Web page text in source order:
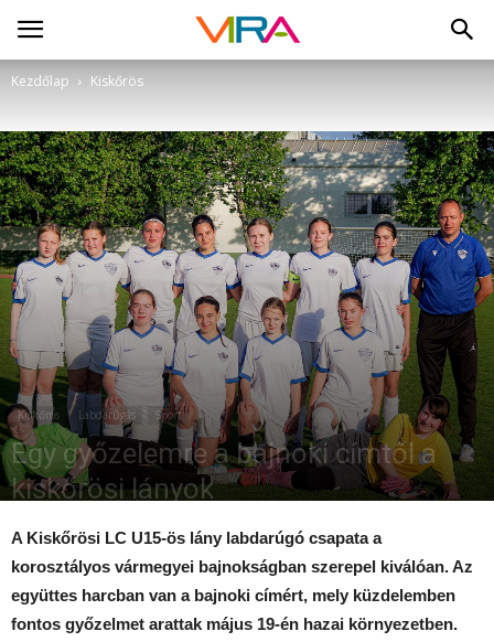
Kezdőlap Kiskőrös
Kiskőrös Labdarúgás Sport
Egy győzelemre a bajnoki címtől a
kiskőrösi lányok
A Kiskőrösi LC U15-ös lány labdarúgó csapata a
korosztályos vármegyei bajnokságban szerepel kiválóan. Az
együttes harcban van a bajnoki címért, mely küzdelemben
fontos győzelmet arattak május 19-én hazai környezetben.